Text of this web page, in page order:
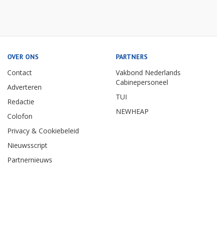
OVER ONS
Contact
Adverteren
Redactie
Colofon
Privacy & Cookiebeleid
Nieuwsscript
Partnernieuws
PARTNERS
Vakbond Nederlands
Cabinepersoneel
TUI
NEWHEAP